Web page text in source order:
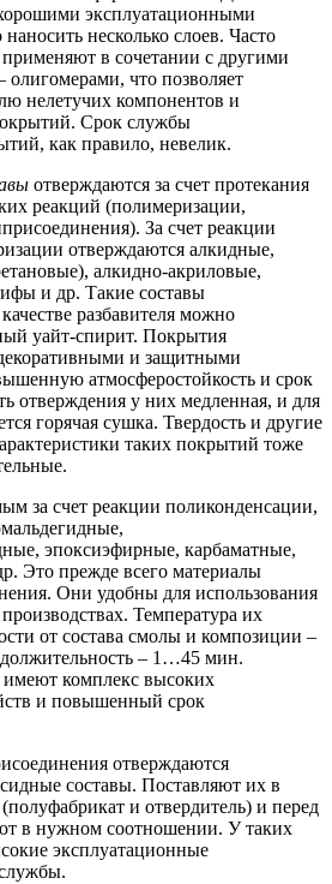
эксплуатационными
несколько слоев. Часто
в сочетании с другими
олигомерами, что позволяет
нелетучих компонентов и
Срок службы
как правило, невелик.
отверждаются за счет протекания
реакций (полимеризации,
За счет реакции
отверждаются алкидные,
алкидно-акриловые,
и др. Такие составы
разбавителя можно
уайт-спирит. Покрытия
и защитными
атмосферостойкость и срок
отверждения у них медленная, и для
горячая сушка. Твердость и другие
таких покрытий тоже
за счет реакции поликонденсации,
эпоксиэфирные, карбаматные,
Это прежде всего материалы
Они удобны для использования
Температура их
от состава смолы и композиции –
– 1…45 мин.
комплекс высоких
и повышенный срок
отверждаются
составы. Поставляют их в
и отвердитель) и перед
в нужном соотношении. У таких
эксплуатационные